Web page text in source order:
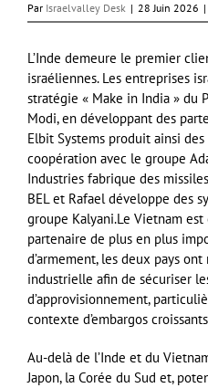
Par Israelvalley Desk | 28 Juin 2026 |
L’Inde demeure le premier
israéliennes. Les entreprises
stratégie « Make in India » du
Modi, en développant des
Elbit Systems produit ainsi
coopération avec le groupe
Industries fabrique des
BEL et Rafael développe des
groupe Kalyani.Le Vietnam
partenaire de plus en plus
d’armement, les deux pays
industrielle afin de sécuriser
d’approvisionnement,
contexte d’embargos
Au-delà de l’Inde et du
Japon, la Corée du Sud et,